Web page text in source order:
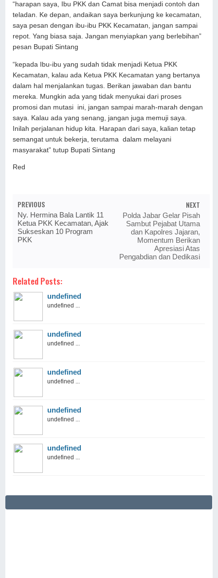
“harapan saya, Ibu PKK dan Camat bisa menjadi contoh dan
teladan. Ke depan, andaikan saya berkunjung ke kecamatan,
saya pesan dengan ibu-ibu PKK Kecamatan, jangan sampai
repot. Yang biasa saja. Jangan menyiapkan yang berlebihan”
pesan Bupati Sintang
“kepada Ibu-ibu yang sudah tidak menjadi Ketua PKK
Kecamatan, kalau ada Ketua PKK Kecamatan yang bertanya
dalam hal menjalankan tugas. Berikan jawaban dan bantu
mereka. Mungkin ada yang tidak menyukai dari proses
promosi dan mutasi ini, jangan sampai marah-marah dengan
saya. Kalau ada yang senang, jangan juga memuji saya.
Inilah perjalanan hidup kita. Harapan dari saya, kalian tetap
semangat untuk bekerja, terutama dalam melayani
masyarakat” tutup Bupati Sintang
Red
PREVIOUS
Ny. Hermina Bala Lantik 11
Ketua PKK Kecamatan, Ajak
Sukseskan 10 Program
PKK
NEXT
Polda Jabar Gelar Pisah
Sambut Pejabat Utama
dan Kapolres Jajaran,
Momentum Berikan
Apresiasi Atas
Pengabdian dan Dedikasi
Related Posts:
undefined
undefined ...
undefined
undefined ...
undefined
undefined ...
undefined
undefined ...
undefined
undefined ...